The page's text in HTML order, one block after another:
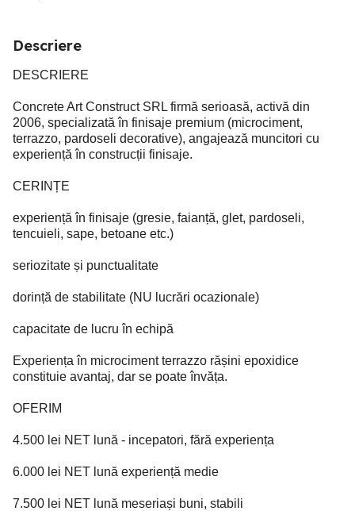
Descriere
DESCRIERE
Concrete Art Construct SRL firmă serioasă, activă din
2006, specializată în finisaje premium (microciment,
terrazzo, pardoseli decorative), angajează muncitori cu
experiență în construcții finisaje.
CERINȚE
experiență în finisaje (gresie, faianță, glet, pardoseli,
tencuieli, sape, betoane etc.)
seriozitate și punctualitate
dorință de stabilitate (NU lucrări ocazionale)
capacitate de lucru în echipă
Experiența în microciment terrazzo rășini epoxidice
constituie avantaj, dar se poate învăța.
OFERIM
4.500 lei NET lună - incepatori, fără experiența
6.000 lei NET lună experiență medie
7.500 lei NET lună meseriași buni, stabili